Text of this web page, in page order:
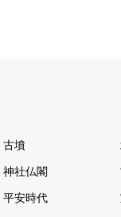
古墳
神社仏閣
平安時代